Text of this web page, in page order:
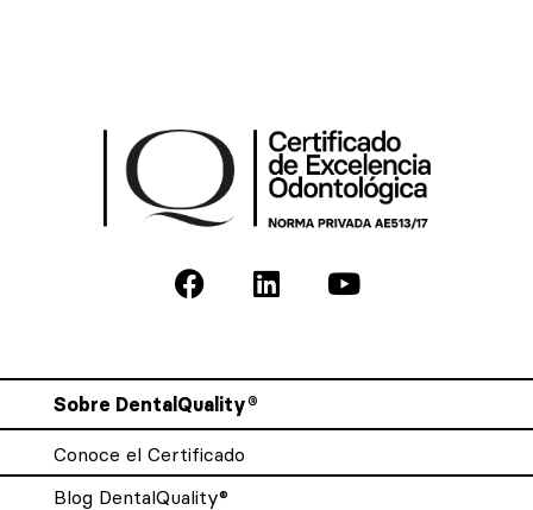
Sobre DentalQuality®
Conoce el Certificado
Blog DentalQuality®